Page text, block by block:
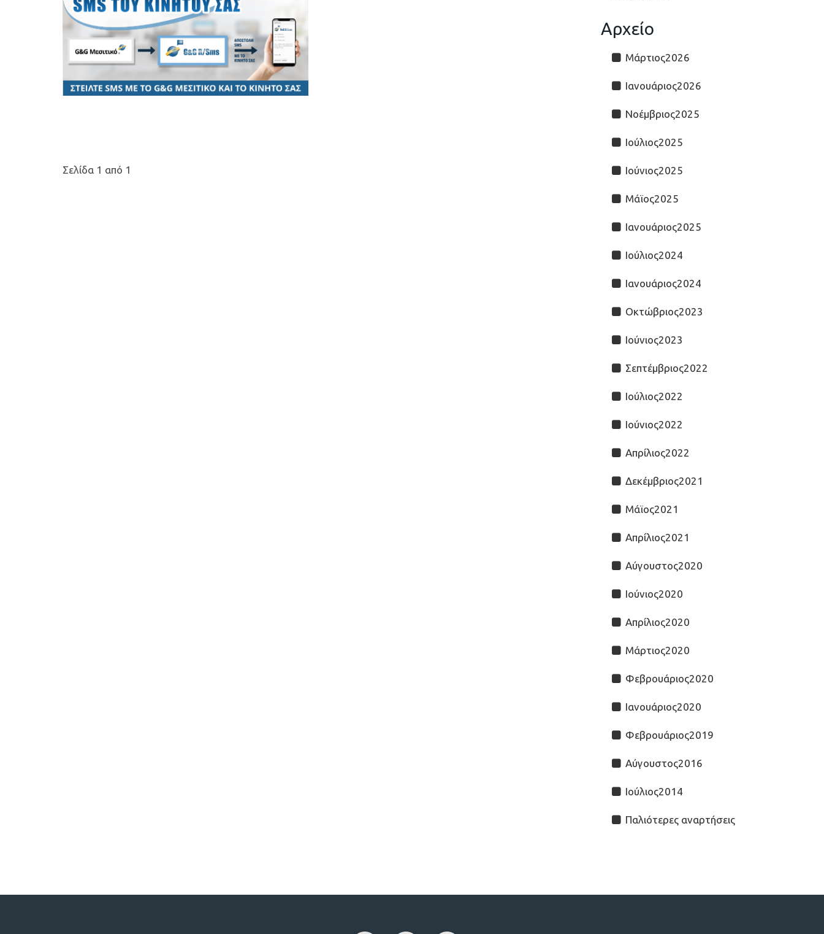
Σελίδα 1 από 1
Αρχείο
Μάρτιος2026
Ιανουάριος2026
Νοέμβριος2025
Ιούλιος2025
Ιούνιος2025
Μάϊος2025
Ιανουάριος2025
Ιούλιος2024
Ιανουάριος2024
Οκτώβριος2023
Ιούνιος2023
Σεπτέμβριος2022
Ιούλιος2022
Ιούνιος2022
Απρίλιος2022
Δεκέμβριος2021
Μάϊος2021
Απρίλιος2021
Αύγουστος2020
Ιούνιος2020
Απρίλιος2020
Μάρτιος2020
Φεβρουάριος2020
Ιανουάριος2020
Φεβρουάριος2019
Αύγουστος2016
Ιούλιος2014
Παλιότερες αναρτήσεις